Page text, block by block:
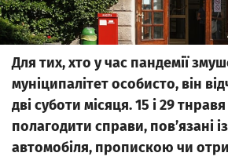
Для тих, хто у час пандемії
муніципалітет особисто, він
дві суботи місяця. 15 i 29
полагодити справи, пов’язані
автомобіля, пропискою чи